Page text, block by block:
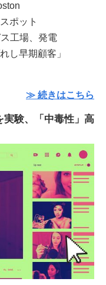
ポット
工場、発電
し早期顧客」
≫ 続きはこちら
実験、「中毒性」高